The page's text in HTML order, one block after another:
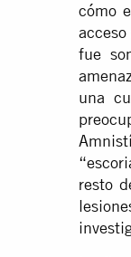
cómo
fue
una
resto